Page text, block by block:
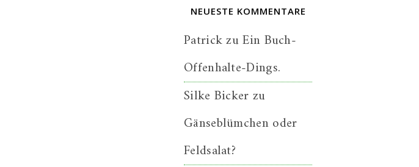
NEUESTE KOMMENTARE
PatrickzuEin Buch-
Offenhalte-Dings.
Silke Bickerzu
Gänseblümchen oder
Feldsalat?